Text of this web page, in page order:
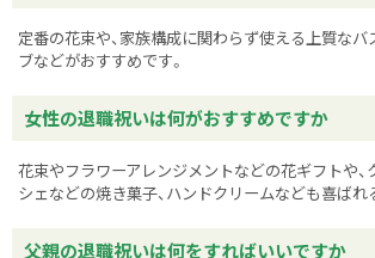
定番の花束や、家族構成に関わらず使える上質な
ブなどがおすすめです。
女性の退職祝いは何がおすすめですか
花束やフラワーアレンジメントなどの花ギフトや、
シェなどの焼き菓子、ハンドクリームなども喜ばれ
父親の退職祝いは何をすればいいですか